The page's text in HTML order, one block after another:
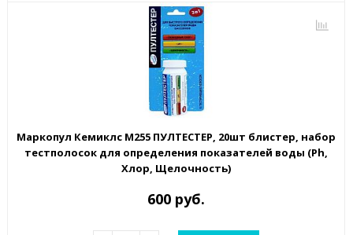
Маркопул Кемиклс М255 ПУЛТЕСТЕР, 20шт блистер, набор
тестполосок для определения показателей воды (Ph,
Хлор, Щелочность)
600 руб.